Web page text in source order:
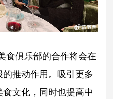
食俱乐部的合作将会在
的推动作用。吸引更多
文化，同时也提高中